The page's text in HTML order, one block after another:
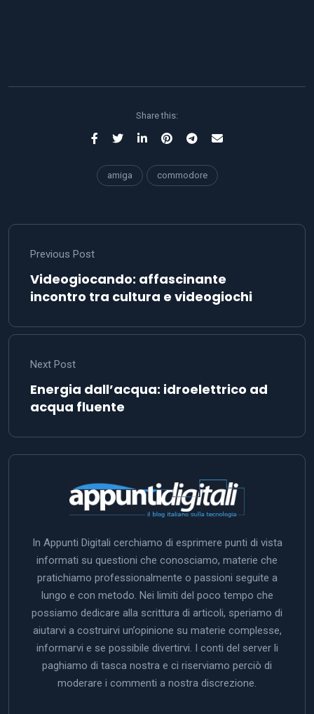
Share this:
amiga commodore
Previous Post
Videogiocando: affascinante
incontro tra cultura e videogiochi
Next Post
Energia dall’acqua: idroelettrico ad
acqua fluente
In Appunti Digitali cerchiamo di esprimere punti di vista
informati su questioni che conosciamo, materie che
pratichiamo professionalmente o passioni seguite a
lungo e con metodo. Nei limiti del poco tempo che
possiamo dedicare alla scrittura di articoli, speriamo di
aiutarvi a costruirvi un’opinione su materie complesse,
informarvi e se possibile divertirvi. I conti del server li
paghiamo di tasca nostra e ci riserviamo perciò di
moderare i commenti a nostra discrezione.